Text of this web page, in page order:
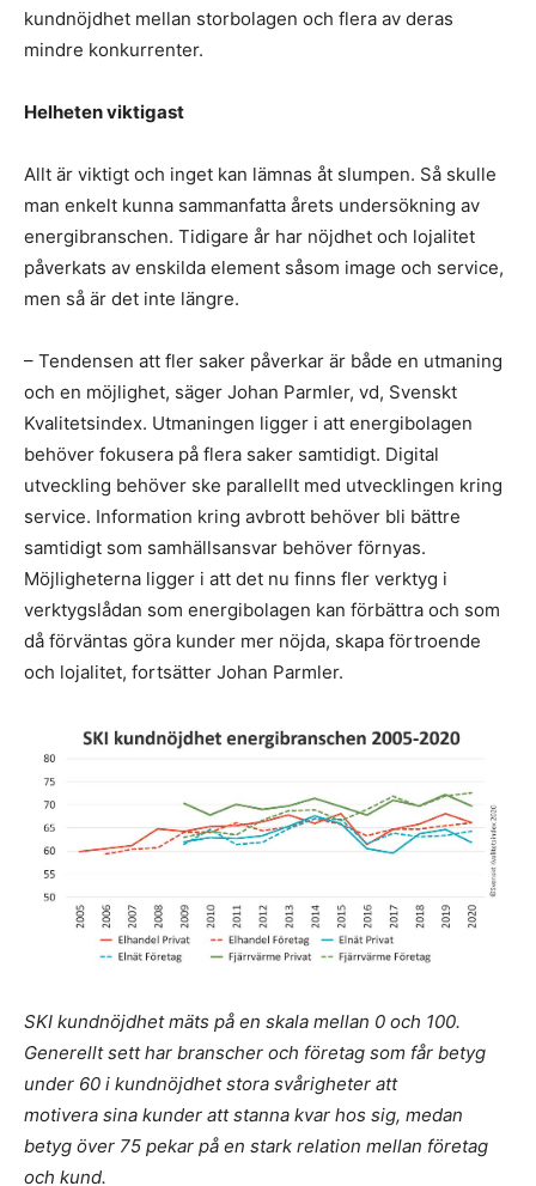
kundnöjdhet mellan storbolagen och flera av deras
mindre konkurrenter.
Helheten viktigast
Allt är viktigt och inget kan lämnas åt slumpen. Så skulle
man enkelt kunna sammanfatta årets undersökning av
energibranschen. Tidigare år har nöjdhet och lojalitet
påverkats av enskilda element såsom image och service,
men så är det inte längre.
– Tendensen att fler saker påverkar är både en utmaning
och en möjlighet, säger Johan Parmler, vd, Svenskt
Kvalitetsindex. Utmaningen ligger i att energibolagen
behöver fokusera på flera saker samtidigt. Digital
utveckling behöver ske parallellt med utvecklingen kring
service. Information kring avbrott behöver bli bättre
samtidigt som samhällsansvar behöver förnyas.
Möjligheterna ligger i att det nu finns fler verktyg i
verktygslådan som energibolagen kan förbättra och som
då förväntas göra kunder mer nöjda, skapa förtroende
och lojalitet, fortsätter Johan Parmler.
SKI kundnöjdhet mäts på en skala mellan 0 och 100.
Generellt sett har branscher och företag som får betyg
under 60 i kundnöjdhet stora svårigheter att
motivera sina kunder att stanna kvar hos sig, medan
betyg över 75 pekar på en stark relation mellan företag
och kund.